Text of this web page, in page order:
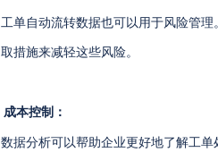
工单自动流转数据也可以用于风险管
取措施来减轻这些风险。
成本控制：
数据分析可以帮助企业更好地了解工